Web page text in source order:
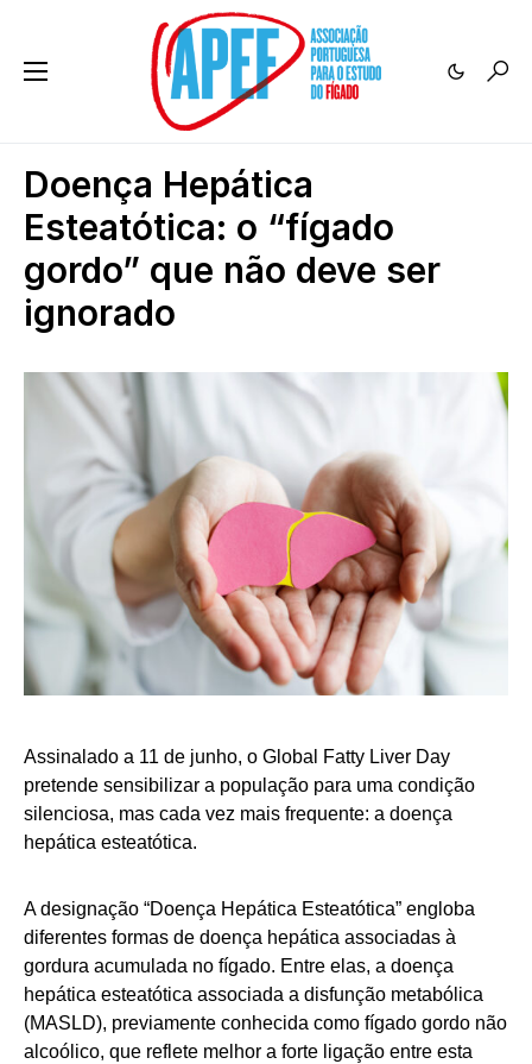
Doença Hepática
Esteatótica: o “fígado
gordo” que não deve ser
ignorado
Assinalado a 11 de junho, o Global Fatty Liver Day
pretende sensibilizar a população para uma condição
silenciosa, mas cada vez mais frequente: a doença
hepática esteatótica.
A designação “Doença Hepática Esteatótica” engloba
diferentes formas de doença hepática associadas à
gordura acumulada no fígado. Entre elas, a doença
hepática esteatótica associada a disfunção metabólica
(MASLD), previamente conhecida como fígado gordo não
alcoólico, que reflete melhor a forte ligação entre esta